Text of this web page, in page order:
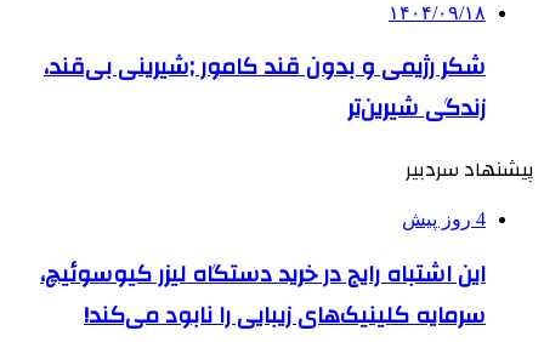
۱۴۰۴/۰۹/۱۸
شکر رژیمی و بدون قند کامور ;شیرینی بی‌قند،
زندگی شیرین‌تر
پیشنهاد سردبیر
4 روز پیش
این اشتباه رایج در خرید دستگاه لیزر کیوسوئیچ،
سرمایه کلینیک‌های زیبایی را نابود می‌کند!